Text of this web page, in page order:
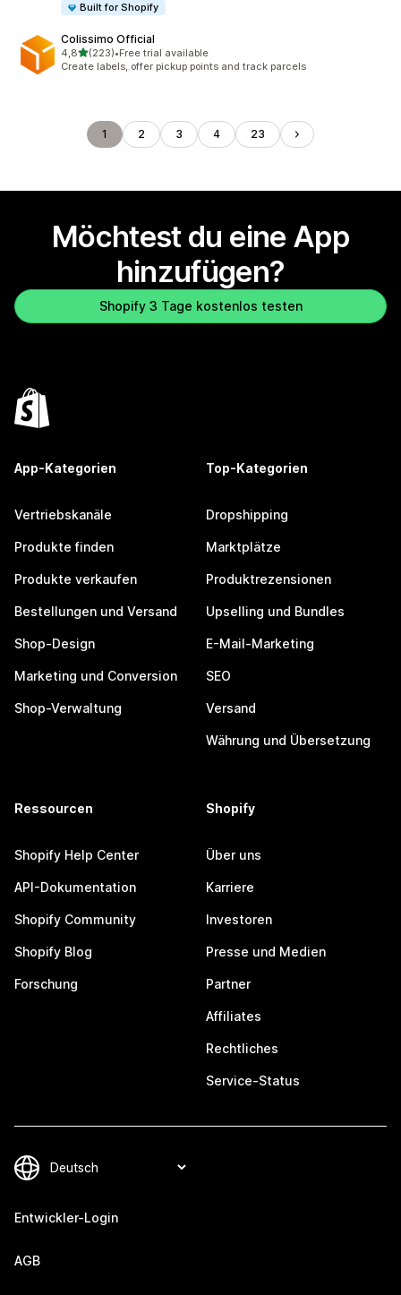
Built for Shopify
Colissimo Official
4,8von 5 Sternen
(223)
223 Rezensionen insgesamt
•Free trial available
Create labels, offer pickup points and track parcels
1 2 3 4 23
Möchtest du eine App
hinzufügen?
Shopify 3 Tage kostenlos testen
App-Kategorien
Vertriebskanäle
Produkte finden
Produkte verkaufen
Bestellungen und Versand
Shop-Design
Marketing und Conversion
Shop-Verwaltung
Top-Kategorien
Dropshipping
Marktplätze
Produktrezensionen
Upselling und Bundles
E-Mail-Marketing
SEO
Versand
Währung und Übersetzung
Ressourcen
Shopify Help Center
API-Dokumentation
Shopify Community
Shopify Blog
Forschung
Shopify
Über uns
Karriere
Investoren
Presse und Medien
Partner
Affiliates
Rechtliches
Service-Status
Entwickler-Login
AGB